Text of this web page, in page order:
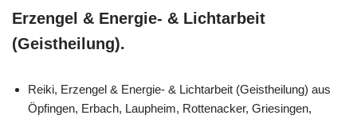
Erzengel & Energie- & Lichtarbeit
(Geistheilung).
Reiki, Erzengel & Energie- & Lichtarbeit (Geistheilung) aus
Öpfingen, Erbach, Laupheim, Rottenacker, Griesingen,